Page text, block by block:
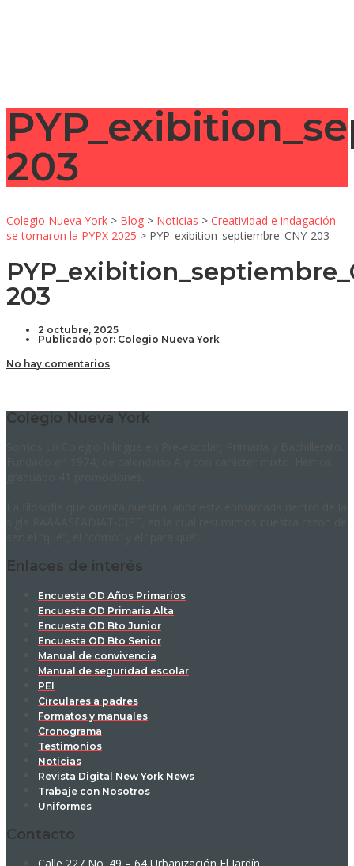
203
Colegio Nueva York > Blog > Noticias > Creatividad e indagación
se tomaron la PYPX 2025 > PYP_exibition_septiembre_CNY-203
203
2 octubre, 2025
Publicado por: Colegio Nueva York
No hay comentarios
Colegio Nueva York
Enlaces de interés
Encuesta OD Años Primarios
Encuesta OD Primaria Alta
Encuesta OD Bto Junior
Encuesta OD Bto Senior
Manual de convivencia
Manual de seguridad escolar
PEI
Circulares a padres
Formatos y manuales
Cronograma
Testimonios
Noticias
Revista Digital New York News
Trabaje con Nosotros
Uniformes
Contacto
Calle 227 No. 49 – 64 Urbanización El Jardín